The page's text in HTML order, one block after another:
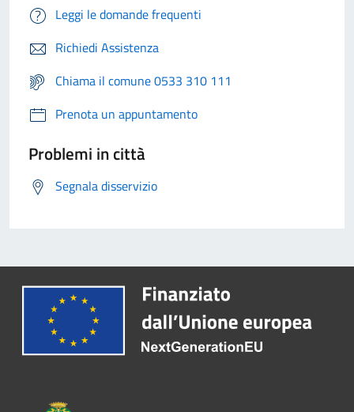
Leggi le domande frequenti
Richiedi Assistenza
Chiama il comune 0533 310 111
Prenota un appuntamento
Problemi in città
Segnala disservizio